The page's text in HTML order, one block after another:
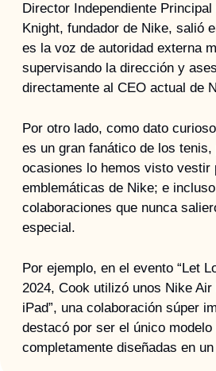
Director Independiente Principal
Knight, fundador de Nike, salió
es la voz de autoridad externa
supervisando la dirección y
directamente al CEO actual de
Por otro lado, como dato
es un gran fanático de los
ocasiones lo hemos visto vestir
emblemáticas de Nike; e
colaboraciones que nunca
especial.
Por ejemplo, en el evento “Let
2024, Cook utilizó unos Nike Air
iPad”, una colaboración súper
destacó por ser el único
completamente diseñadas en